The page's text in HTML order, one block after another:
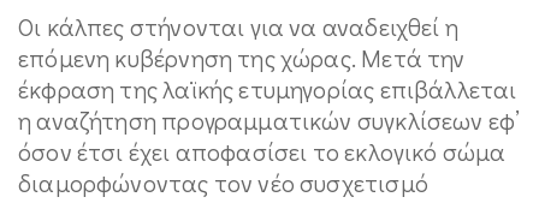
Οι κάλπες στήνονται για να αναδειχθεί η
επόμενη κυβέρνηση της χώρας. Μετά την
έκφραση της λαϊκής ετυμηγορίας επιβάλλεται
η αναζήτηση προγραμματικών συγκλίσεων εφ’
όσον έτσι έχει αποφασίσει το εκλογικό σώμα
διαμορφώνοντας τον νέο συσχετισμό